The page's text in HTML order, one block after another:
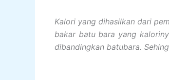
Kalori yang dihasilkan dari
bakar batu bara yang
dibandingkan batubara.